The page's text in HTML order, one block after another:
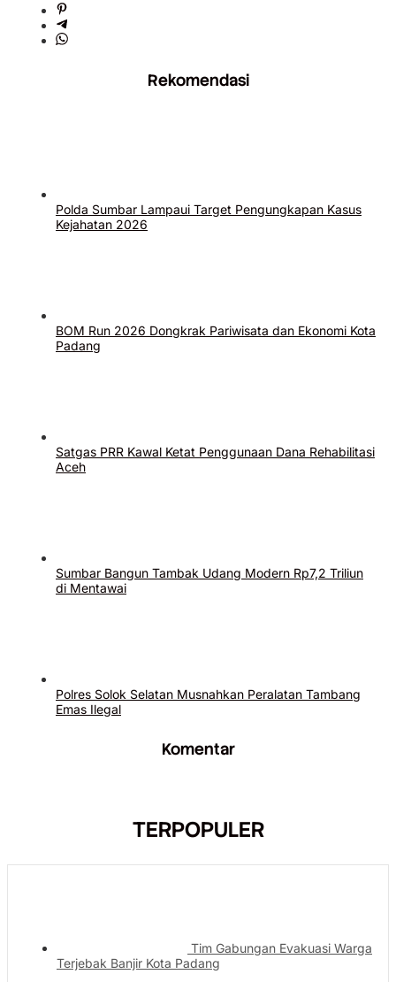
Rekomendasi
Polda Sumbar Lampaui Target Pengungkapan Kasus
Kejahatan 2026
BOM Run 2026 Dongkrak Pariwisata dan Ekonomi Kota
Padang
Satgas PRR Kawal Ketat Penggunaan Dana Rehabilitasi
Aceh
Sumbar Bangun Tambak Udang Modern Rp7,2 Triliun
di Mentawai
Polres Solok Selatan Musnahkan Peralatan Tambang
Emas Ilegal
Komentar
TERPOPULER
Tim Gabungan Evakuasi Warga
Terjebak Banjir Kota Padang